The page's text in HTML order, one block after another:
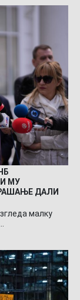
МУ
ДАЛИ
малку